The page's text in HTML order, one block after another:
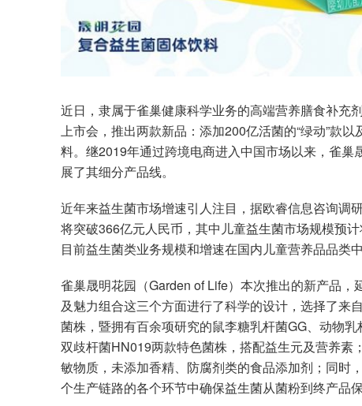
近日，隶属于雀巢健康科学业务的高端营养膳食补
上市会，推出两款新品：添加200亿活菌的“绿动”款
料。继2019年通过跨境电商进入中国市场以来，雀
展了其细分产品线。
近年来益生菌市场增速引人注目，据欧睿信息咨询调
将突破366亿元人民币，其中儿童益生菌市场规模预
目前益生菌类业务规模和增速在国内儿童营养品品类中
雀巢晟明花园（Garden of Life）本次推出的新产品
及魅力组合这三个方面进行了科学的设计，选择了来
菌株，暨拥有百余项研究的鼠李糖乳杆菌GG、动物
双歧杆菌HN019两款特色菌株，搭配益生元及营养
敏物质，未添加香精、防腐剂类的食品添加剂；同时
个生产链路的各个环节中确保益生菌从菌粉到终产品